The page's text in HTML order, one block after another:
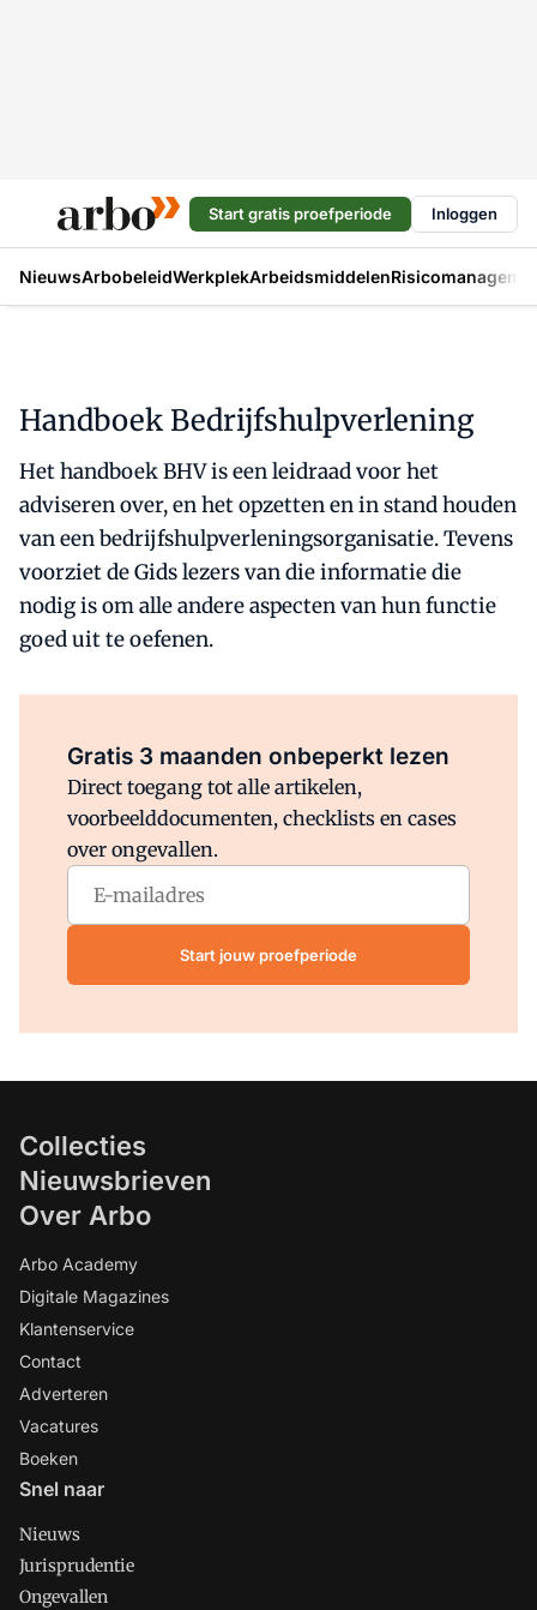
Start gratis proefperiode Inloggen
NieuwsArbobeleidWerkplekArbeidsmiddelen
Handboek Bedrijfshulpverlening
Het handboek BHV is een leidraad voor het
adviseren over, en het opzetten en in stand houden
van een bedrijfshulpverleningsorganisatie. Tevens
voorziet de Gids lezers van die informatie die
nodig is om alle andere aspecten van hun functie
goed uit te oefenen.
Gratis 3 maanden onbeperkt lezen
Direct toegang tot alle artikelen,
voorbeelddocumenten, checklists en cases
over ongevallen.
Start jouw proefperiode
Collecties
Nieuwsbrieven
Over Arbo
Arbo Academy
Digitale Magazines
Klantenservice
Contact
Adverteren
Vacatures
Boeken
Snel naar
Nieuws
Jurisprudentie
Ongevallen